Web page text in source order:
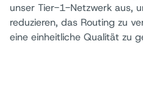
unser Tier-1-Netzwerk aus,
reduzieren, das Routing zu
eine einheitliche Qualität zu